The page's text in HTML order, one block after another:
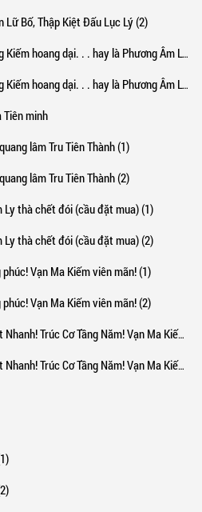
Lữ Bố, Thập Kiệt Đấu Lục Lý (2)
hoang dại. . . hay là Phương Âm Ly? (1)
hoang dại. . . hay là Phương Âm Ly? (2)
Tiên minh
lâm Tru Tiên Thành (1)
lâm Tru Tiên Thành (2)
Ly thà chết đói (cầu đặt mua) (1)
Ly thà chết đói (cầu đặt mua) (2)
Vạn Ma Kiếm viên mãn! (1)
Vạn Ma Kiếm viên mãn! (2)
Trúc Cơ Tầng Năm! Vạn Ma Kiếm Viên Mãn! (1)
Trúc Cơ Tầng Năm! Vạn Ma Kiếm Viên Mãn! (2)